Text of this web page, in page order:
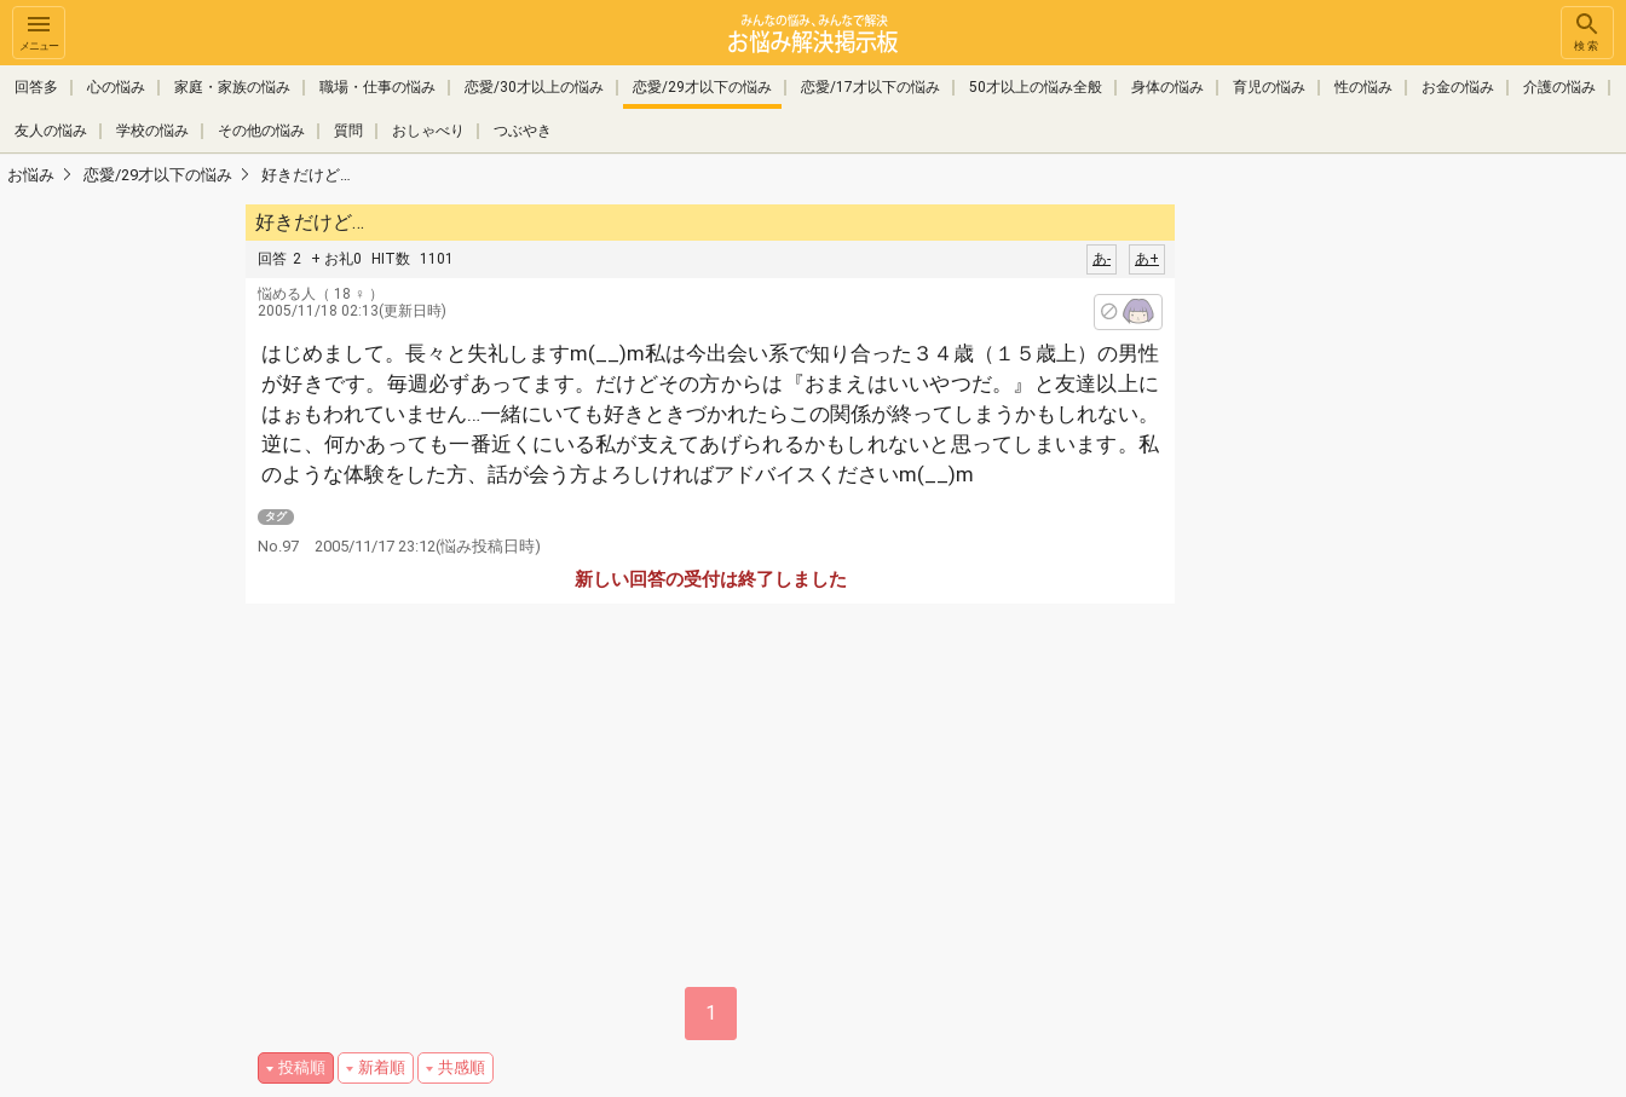
メニュー 検索
回答多 心の悩み 家庭・家族の悩み 職場・仕事の悩み 恋愛/30才以上の悩み 恋愛/29才以下の悩み 恋愛/17才以下の悩み 50才以上の悩み全般 身体の悩み 育児の悩み 性の悩み お金の悩み 介護の悩み
友人の悩み 学校の悩み その他の悩み 質問 おしゃべり つぶやき
お悩み 恋愛/29才以下の悩み 好きだけど…
好きだけど…
回答 2 + お礼0 HIT数 1101 あ+
あ-
悩める人
（ 18 ♀ ）
2005/11/18 02:13(更新日時)
はじめまして。長々と失礼しますm(__)m私は今出会い系で知り合った３４歳（１５歳上）の男性
が好きです。毎週必ずあってます。だけどその方からは『おまえはいいやつだ。』と友達以上に
はぉもわれていません…一緒にいても好きときづかれたらこの関係が終ってしまうかもしれない。
逆に、何かあっても一番近くにいる私が支えてあげられるかもしれないと思ってしまいます。私
のような体験をした方、話が会う方よろしければアドバイスくださいm(__)m
タグ
No.97 2005/11/17 23:12(悩み投稿日時)
新しい回答の受付は終了しました
1
投稿順 新着順 共感順